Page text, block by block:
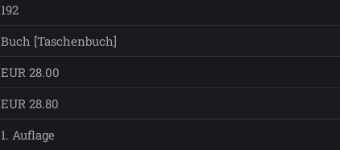
192
Buch [Taschenbuch]
EUR 28.00
EUR 28.80
1. Auflage